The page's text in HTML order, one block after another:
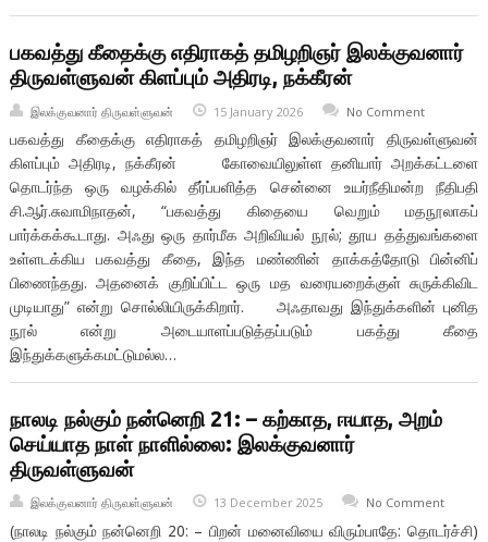
பகவத்து கீதைக்கு எதிராகத் தமிழறிஞர் இலக்குவனார்
திருவள்ளுவன் கிளப்பும் அதிரடி, நக்கீரன்
இலக்குவனார் திருவள்ளுவன் 15 January 2026 No Comment
பகவத்து கீதைக்கு எதிராகத் தமிழறிஞர் இலக்குவனார் திருவள்ளுவன்
கிளப்பும் அதிரடி, நக்கீரன் கோவையிலுள்ள தனியார் அறக்கட்டளை
தொடர்ந்த ஒரு வழக்கில் தீர்ப்பளித்த சென்னை உயர்நீதிமன்ற நீதிபதி
சி.ஆர்.சுவாமிநாதன், “பகவத்து கிதையை வெறும் மதநூலாகப்
பார்க்கக்கூடாது. அஃது ஒரு தார்மீக அறிவியல் நூல்; தூய தத்துவங்களை
உள்ளடக்கிய பகவத்து கீதை, இந்த மண்ணின் தாக்கத்தோடு பின்னிப்
பிணைந்தது. அதனைக் குறிப்பிட்ட ஒரு மத வரையறைக்குள் சுருக்கிவிட
முடியாது” என்று சொல்லியிருக்கிறார். அஃதாவது இந்துக்களின் புனித
நூல் என்று அடையாளப்படுத்தப்படும் பகத்து கீதை
இந்துக்களுக்கமட்டுமல்ல…
நாலடி நல்கும் நன்னெறி 21: – கற்காத, ஈயாத, அறம்
செய்யாத நாள் நாளில்லை: இலக்குவனார்
திருவள்ளுவன்
இலக்குவனார் திருவள்ளுவன் 13 December 2025 No Comment
(நாலடி நல்கும் நன்னெறி 20: – பிறன் மனைவியை விரும்பாதே: தொடர்ச்சி)